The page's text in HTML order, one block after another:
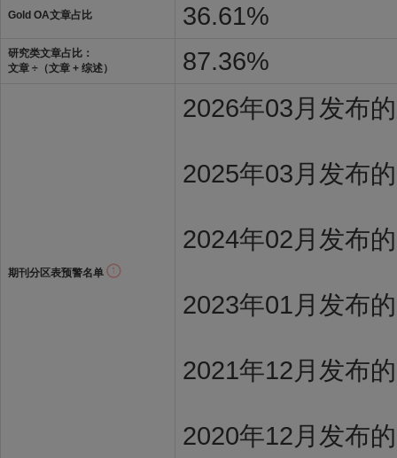
Gold OA文章占比 36.61%
研究类文章占比：
文章 ÷（文章 + 综述）
87.36%
期刊分区表预警名单
2026年03月发布
2025年03月发布
2024年02月发布
2023年01月发布
2021年12月发布
2020年12月发布